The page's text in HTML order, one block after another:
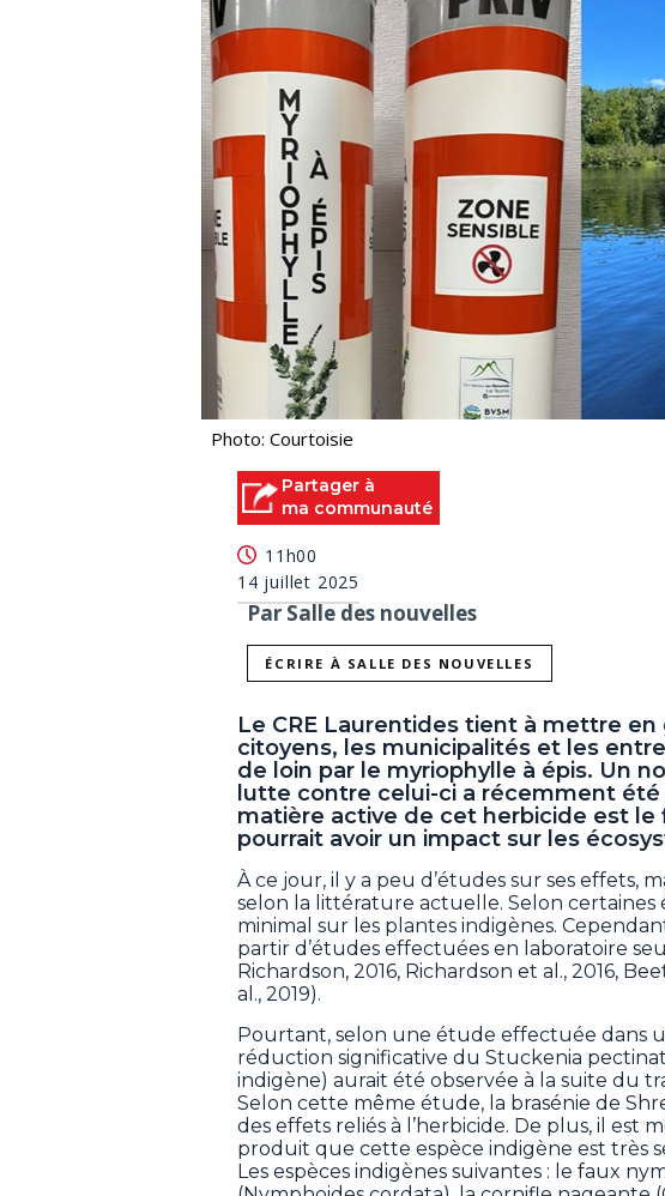
Photo: Courtoisie
Partager à
ma communauté
11h00
14 juillet 2025
Par Salle des nouvelles
ÉCRIRE À SALLE DES NOUVELLES
Le CRE Laurentides tient à mettre en
citoyens, les municipalités et les
de loin par le myriophylle à épis. Un
lutte contre celui-ci a récemment
matière active de cet herbicide est le
pourrait avoir un impact sur les
À ce jour, il y a peu d’études sur ses effets,
selon la littérature actuelle. Selon certaines
minimal sur les plantes indigènes.
partir d’études effectuées en laboratoire
Richardson, 2016, Richardson et al., 2016,
al., 2019).
Pourtant, selon une étude effectuée dans
réduction significative du Stuckenia
indigène) aurait été observée à la suite du
Selon cette même étude, la brasénie de
des effets reliés à l’herbicide. De plus, il est
produit que cette espèce indigène est très
Les espèces indigènes suivantes : le faux